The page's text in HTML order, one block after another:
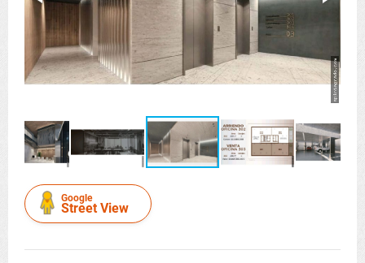
Google
Street View